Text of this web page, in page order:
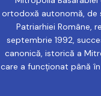
ortodoxă autonomă, de
Patriarhiei Române,
septembrie 1992,
canonică, istorică a
care a funcționat până în